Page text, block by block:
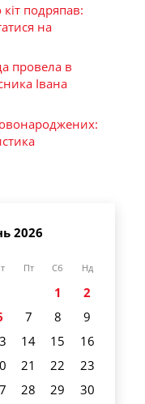
подряпав:
на
провела в
Івана
2026
Пт Сб Нд
1
2
7 8
9
14 15
16
21 22
23
28 29
30